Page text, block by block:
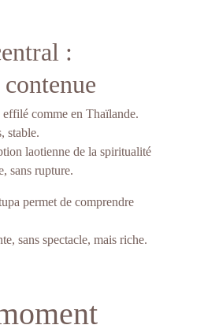
:
effilé comme en Thaïlande.
stable.
sans rupture.
permet de comprendre
sans spectacle, mais riche.